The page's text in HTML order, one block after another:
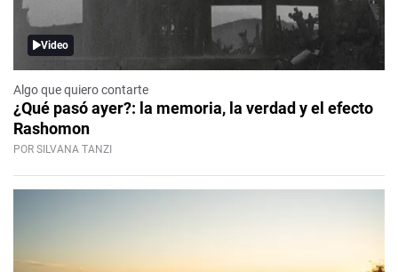
Video
Algo que quiero contarte
¿Qué pasó ayer?: la memoria, la verdad y el efecto
Rashomon
POR SILVANA TANZI